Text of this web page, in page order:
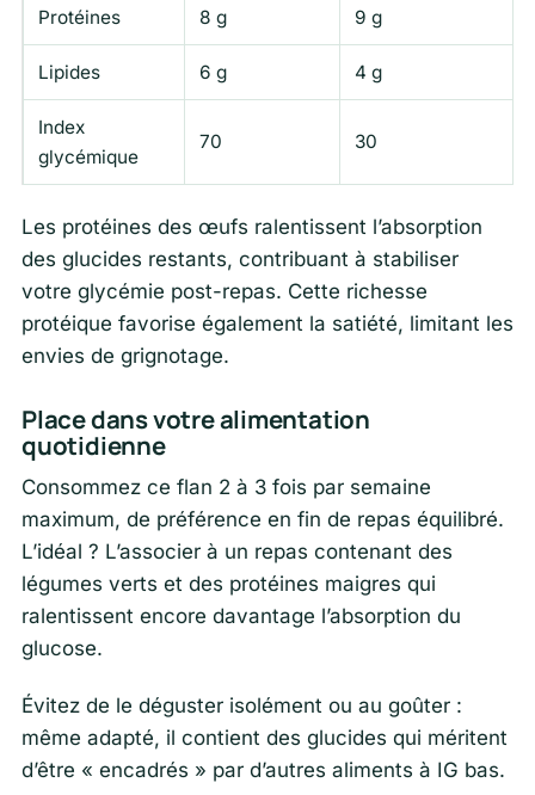
Protéines 8 g 9 g
Lipides 6 g 4 g
Index
glycémique
70 30
Les protéines des œufs ralentissent l’absorption
des glucides restants, contribuant à stabiliser
votre glycémie post-repas. Cette richesse
protéique favorise également la satiété, limitant les
envies de grignotage.
Place dans votre alimentation
quotidienne
Consommez ce flan 2 à 3 fois par semaine
maximum, de préférence en fin de repas équilibré.
L’idéal ? L’associer à un repas contenant des
légumes verts et des protéines maigres qui
ralentissent encore davantage l’absorption du
glucose.
Évitez de le déguster isolément ou au goûter :
même adapté, il contient des glucides qui méritent
d’être « encadrés » par d’autres aliments à IG bas.